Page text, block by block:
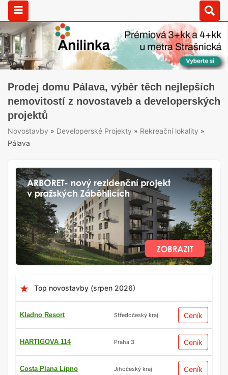
Prodej domu Pálava, výběr těch nejlepších
nemovitostí z novostaveb a developerských
projektů
Novostavby » Developerské Projekty » Rekreační lokality »
Pálava
Top novostavby (srpen 2026)
Kladno Resort Středočeský kraj Ceník
HARTIGOVA 114 Praha 3 Ceník
Costa Plana Lipno Jihočeský kraj Ceník